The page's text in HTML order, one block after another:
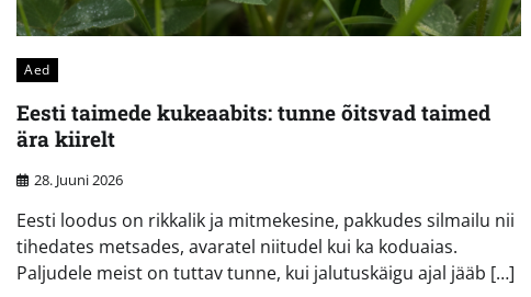
Aed
Eesti taimede kukeaabits: tunne õitsvad taimed
ära kiirelt
28. Juuni 2026
Eesti loodus on rikkalik ja mitmekesine, pakkudes silmailu nii
tihedates metsades, avaratel niitudel kui ka koduaias.
Paljudele meist on tuttav tunne, kui jalutuskäigu ajal jääb […]